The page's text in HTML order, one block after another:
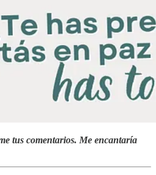
tus comentarios. Me encantaría